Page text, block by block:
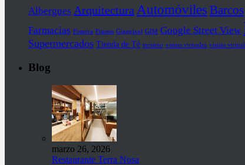
Albergues Arquitectura Automóviles Barcos
Farmacias Fisterra Fitness Gigapixel GIM Google Street View
Supermercados Tienda de Té turismo visitas virtuales visitas
Blog
marzo 26, 2026
Restaurante Terra Nosa